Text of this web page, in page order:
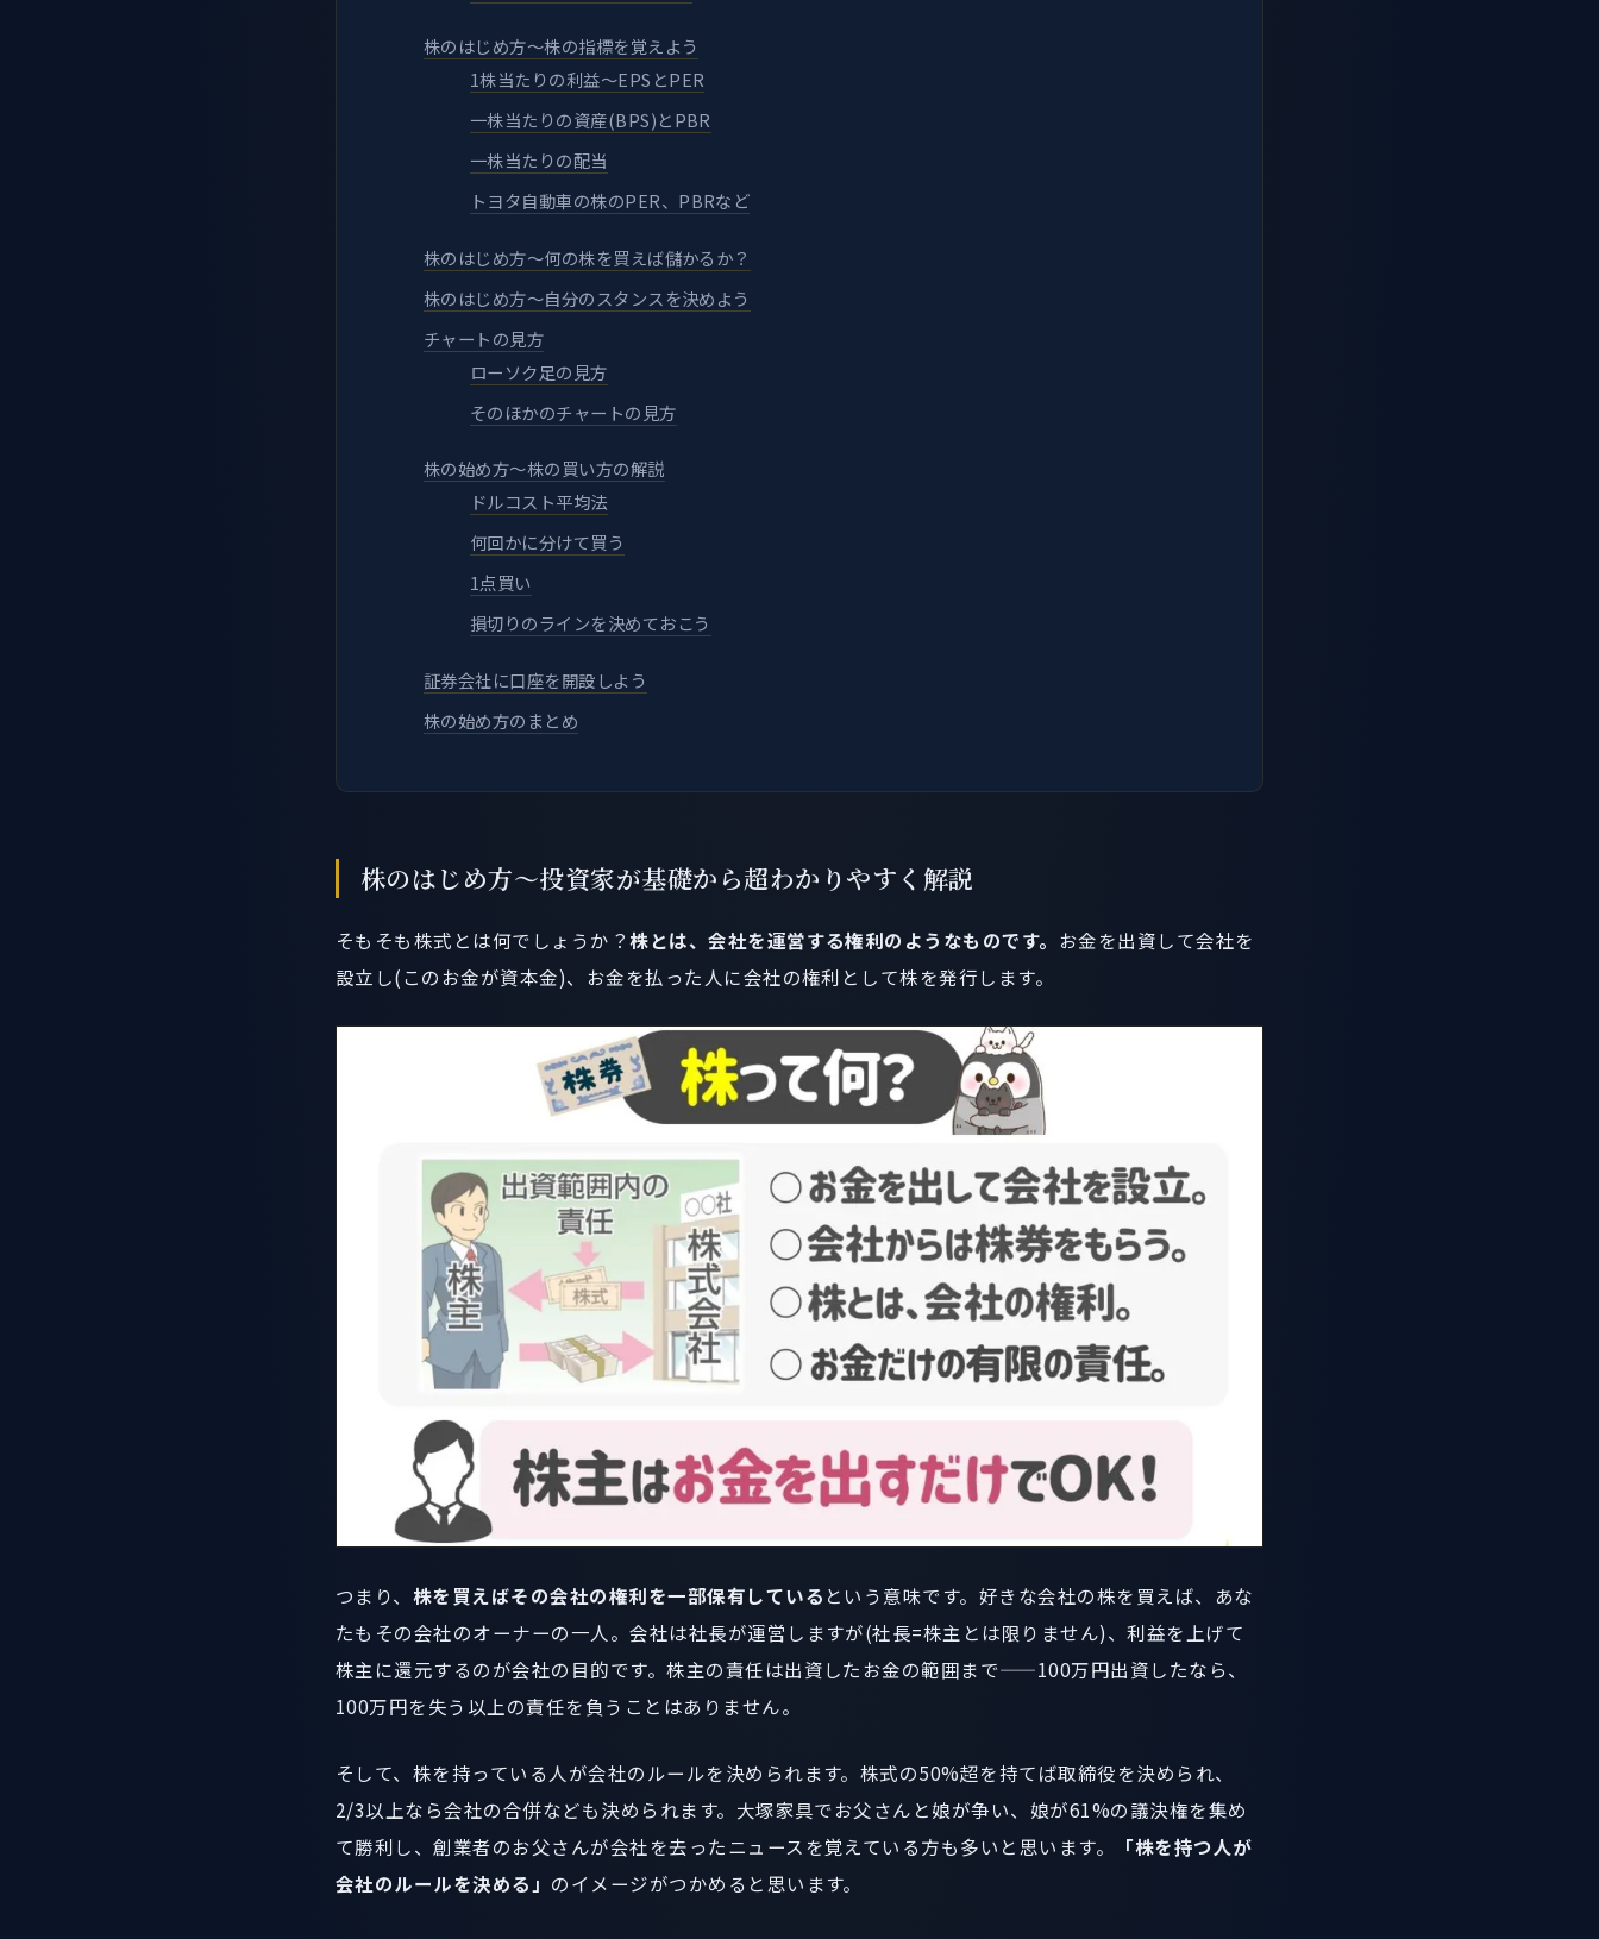
株のはじめ方～株の指標を覚えよう
1株当たりの利益～EPSとPER
一株当たりの資産(BPS)とPBR
一株当たりの配当
トヨタ自動車の株のPER、PBRなど
株のはじめ方～何の株を買えば儲かるか？
株のはじめ方～自分のスタンスを決めよう
チャートの見方
ローソク足の見方
そのほかのチャートの見方
株の始め方～株の買い方の解説
ドルコスト平均法
何回かに分けて買う
1点買い
損切りのラインを決めておこう
証券会社に口座を開設しよう
株の始め方のまとめ
株のはじめ方～投資家が基礎から超わかりやすく解説
そもそも株式とは何でしょうか？株とは、会社を運営する権利のようなものです。 お金を出資して会社を
設立し(このお金が資本金)、お金を払った人に会社の権利として株を発行します。
つまり、 株を買えばその会社の権利を一部保有している という意味です。好きな会社の株を買えば、あな
たもその会社のオーナーの一人。会社は社長が運営しますが(社長=株主とは限りません)、利益を上げて
株主に還元するのが会社の目的です。株主の責任は出資したお金の範囲まで——100万円出資したなら、
100万円を失う以上の責任を負うことはありません。
そして、株を持っている人が会社のルールを決められます。株式の50%超を持てば取締役を決められ、
2/3以上なら会社の合併なども決められます。大塚家具でお父さんと娘が争い、娘が61%の議決権を集め
て勝利し、創業者のお父さんが会社を去ったニュースを覚えている方も多いと思います。
「株を持つ人が
会社のルールを決める」 のイメージがつかめると思います。